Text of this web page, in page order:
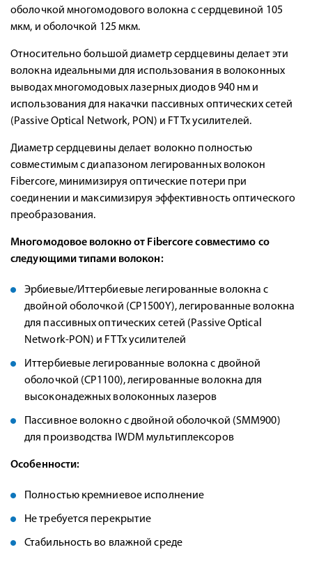
оболочкой многомодового волокна с сердцевиной 105
мкм, и оболочкой 125 мкм.
Относительно большой диаметр сердцевины делает эти
волокна идеальными для использования в волоконных
выводах многомодовых лазерных диодов 940 нм и
использования для накачки пассивных оптических сетей
(Passive Optical Network, PON) и FTTx усилителей.
Диаметр сердцевины делает волокно полностью
совместимым с диапазоном легированных волокон
Fibercore, минимизируя оптические потери при
соединении и максимизируя эффективность оптического
преобразования.
Многомодовое волокно от Fibercore совместимо со
следующими типами волокон:
Эрбиевые/Иттербиевые легированные волокна с
двойной оболочкой (CP1500Y), легированные волокна
для пассивных оптических сетей (Passive Optical
Network-PON) и FTTx усилителей
Иттербиевые легированные волокна с двойной
оболочкой (CP1100), легированные волокна для
высоконадежных волоконных лазеров
Пассивное волокно с двойной оболочкой (SMM900)
для производства IWDM мультиплексоров
Особенности:
Полностью кремниевое исполнение
Не требуется перекрытие
Стабильность во влажной среде